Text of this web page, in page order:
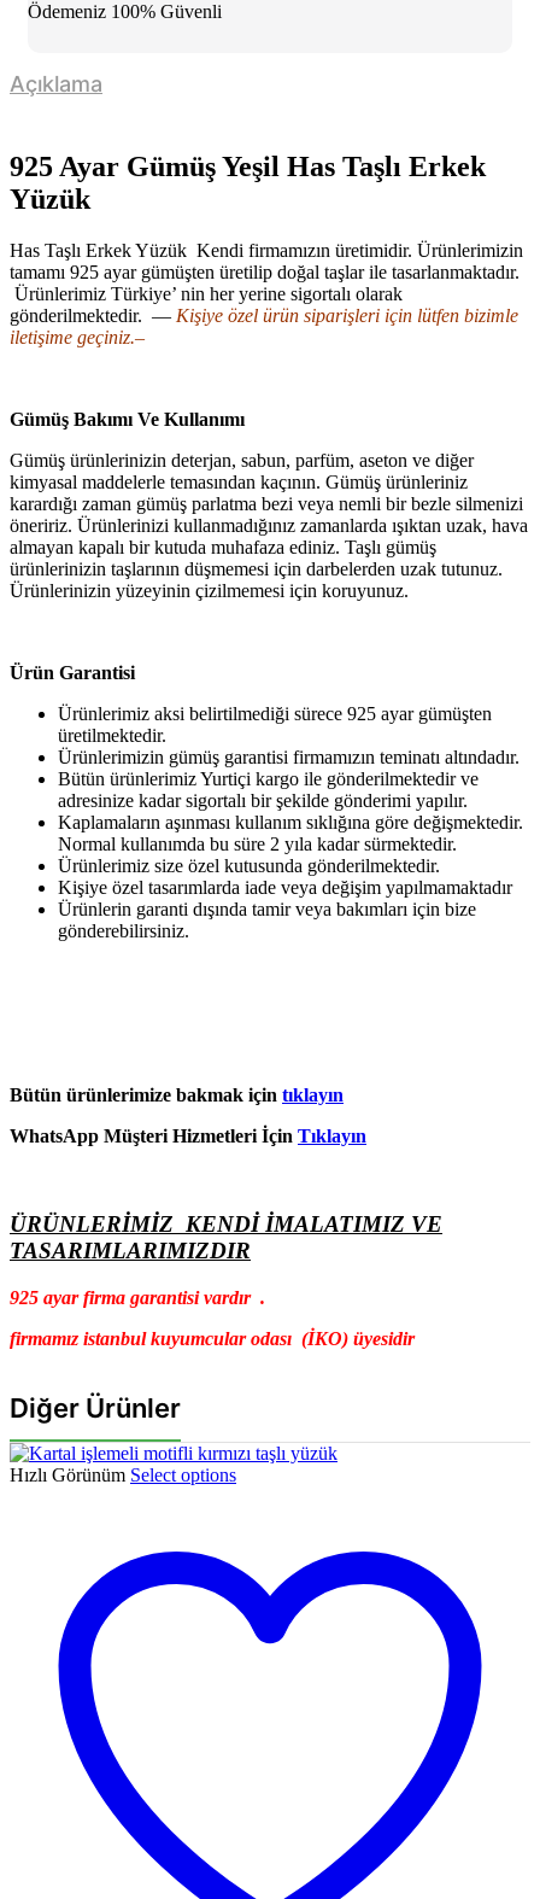
Ödemeniz 100% Güvenli
Açıklama
925 Ayar Gümüş Yeşil Has Taşlı Erkek
Yüzük
Has Taşlı Erkek Yüzük Kendi firmamızın üretimidir. Ürünlerimizin
tamamı 925 ayar gümüşten üretilip doğal taşlar ile tasarlanmaktadır.
Ürünlerimiz Türkiye’ nin her yerine sigortalı olarak
gönderilmektedir. — Kişiye özel ürün siparişleri için lütfen bizimle
iletişime geçiniz.–
Gümüş Bakımı Ve Kullanımı
Gümüş ürünlerinizin deterjan, sabun, parfüm, aseton ve diğer
kimyasal maddelerle temasından kaçının. Gümüş ürünleriniz
karardığı zaman gümüş parlatma bezi veya nemli bir bezle silmenizi
öneririz. Ürünlerinizi kullanmadığınız zamanlarda ışıktan uzak, hava
almayan kapalı bir kutuda muhafaza ediniz. Taşlı gümüş
ürünlerinizin taşlarının düşmemesi için darbelerden uzak tutunuz.
Ürünlerinizin yüzeyinin çizilmemesi için koruyunuz.
Ürün Garantisi
Ürünlerimiz aksi belirtilmediği sürece 925 ayar gümüşten
üretilmektedir.
Ürünlerimizin gümüş garantisi firmamızın teminatı altındadır.
Bütün ürünlerimiz Yurtiçi kargo ile gönderilmektedir ve
adresinize kadar sigortalı bir şekilde gönderimi yapılır.
Kaplamaların aşınması kullanım sıklığına göre değişmektedir.
Normal kullanımda bu süre 2 yıla kadar sürmektedir.
Ürünlerimiz size özel kutusunda gönderilmektedir.
Kişiye özel tasarımlarda iade veya değişim yapılmamaktadır
Ürünlerin garanti dışında tamir veya bakımları için bize
gönderebilirsiniz.
Bütün ürünlerimize bakmak için tıklayın
WhatsApp Müşteri Hizmetleri İçin Tıklayın
ÜRÜNLERİMİZ KENDİ İMALATIMIZ VE
TASARIMLARIMIZDIR
925 ayar firma garantisi vardır .
firmamız istanbul kuyumcular odası (İKO) üyesidir
Diğer Ürünler
Hızlı Görünüm Select options